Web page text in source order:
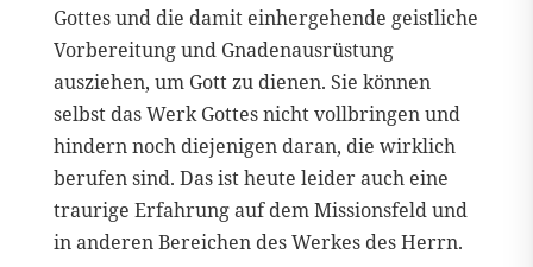
Gottes und die damit einhergehende geistliche
Vorbereitung und Gnadenausrüstung
ausziehen, um Gott zu dienen. Sie können
selbst das Werk Gottes nicht vollbringen und
hindern noch diejenigen daran, die wirklich
berufen sind. Das ist heute leider auch eine
traurige Erfahrung auf dem Missionsfeld und
in anderen Bereichen des Werkes des Herrn.